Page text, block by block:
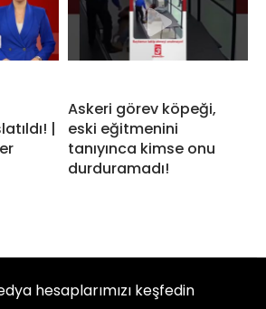
|
Askeri görev köpeği,
eski eğitmenini
tanıyınca kimse onu
durduramadı!
hesaplarımızı keşfedin